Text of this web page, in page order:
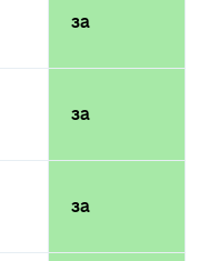
за
за
за